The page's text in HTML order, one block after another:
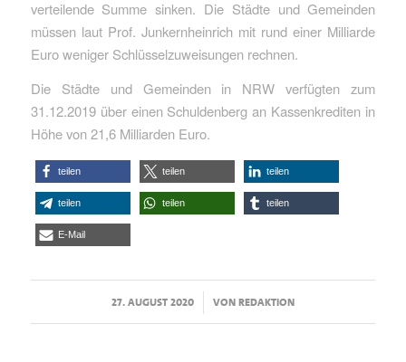
verteilende Summe sinken. Die Städte und Gemeinden
müssen laut Prof. Junkernheinrich mit rund einer Milliarde
Euro weniger Schlüsselzuweisungen rechnen.
Die Städte und Gemeinden in NRW verfügten zum
31.12.2019 über einen Schuldenberg an Kassenkrediten in
Höhe von 21,6 Milliarden Euro.
teilen teilen teilen
teilen teilen teilen
E-Mail
27. AUGUST 2020
/ VONREDAKTION